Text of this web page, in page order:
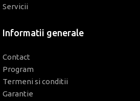
Servicii
Informatii generale
Contact
Program
Termeni si conditii
Garantie